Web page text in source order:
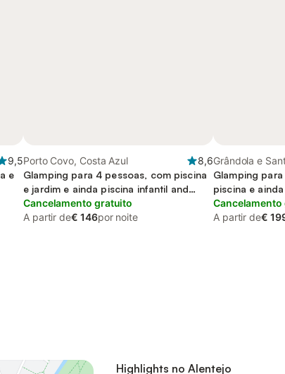
9,5
e
Porto Covo, Costa Azul
8,6
Glamping para 4 pessoas, com piscina
e jardim e ainda piscina infantil and
terraço
Cancelamento gratuito
A partir de€ 146por noite
Grândola e
Serra, Alentejo
Glamping
piscina e
A partir de€
Highlights no Alentejo